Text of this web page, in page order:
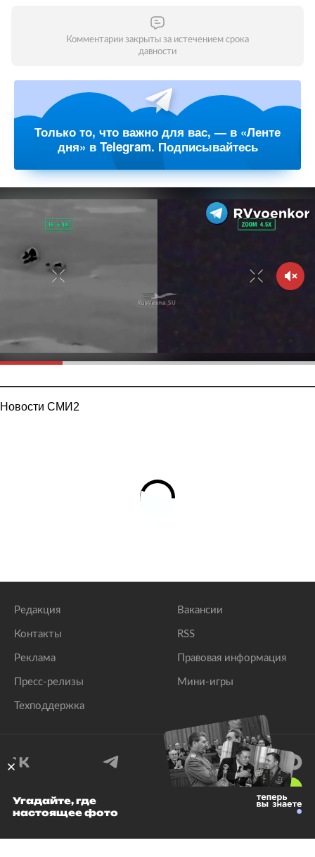
Комментарии закрыты за истечением срока
давности
Только то, что важно для вас, — в «Ленте
дня» в Telegram. Подписывайтесь
Новости СМИ2
Редакция
Контакты
Реклама
Пресс-релизы
Техподдержка
Вакансии
RSS
Правовая информация
Мини-игры
© 1999–2026 Все права защищены.
Угадайте, где
настоящее фото